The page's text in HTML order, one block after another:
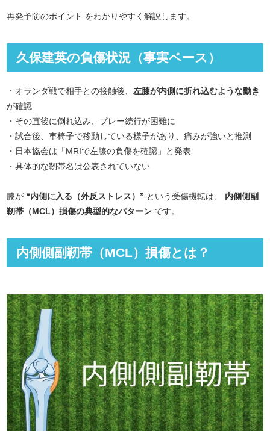
再発予防のポイント をわかりやすく解説します。
久保建英の負傷状況（事実ベース）
・オランダ戦で相手との接触後、左膝が内側に折れ込むような動き
が確認
・その直後に倒れ込み、プレー続行が困難に
・試合後、車椅子で移動している様子があり、痛みが強いと推測
・日本協会は「MRIで左膝の負傷を確認」と発表
・具体的な靭帯名は公表されていない
膝が “内側に入る（外反ストレス）” という受傷機転は、 内側側副
靭帯（MCL）損傷の典型的なパターン です。
内側側副靭帯（MCL）損傷とは？